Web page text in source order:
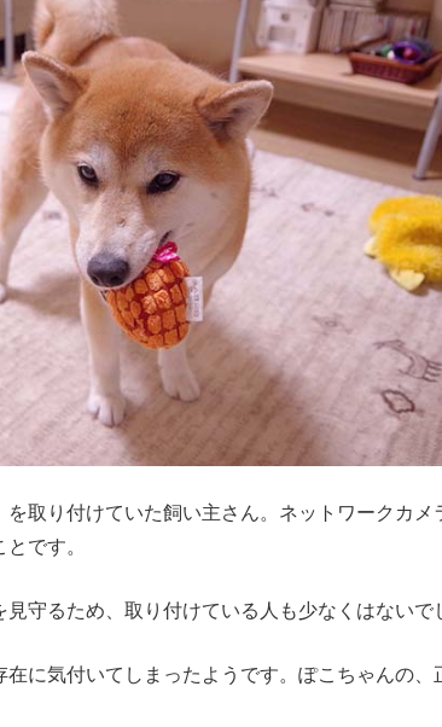
取り付けていた飼い主さん。ネットワークカメ
です。
守るため、取り付けている人も少なくはないで
に気付いてしまったようです。ぽこちゃんの、